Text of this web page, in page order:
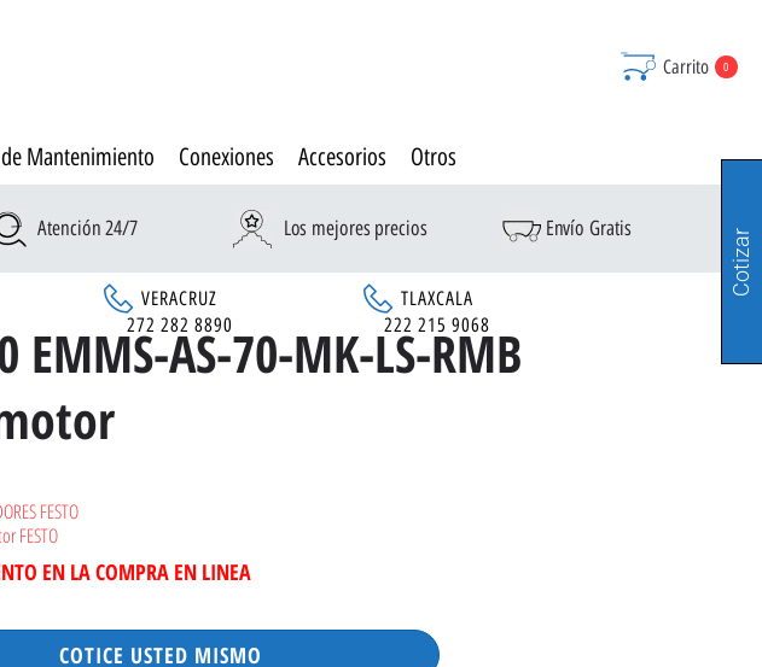
Carrito 0
Mantenimiento Conexiones Accesorios Otros
Atención 24/7 Los mejores precios Envío Gratis
VERACRUZ
TLAXCALA
272 282 8890 222 215 9068
EMMS-AS-70-MK-LS-RMB
FESTO
FESTO
EN LA COMPRA EN LINEA
COTICE USTED MISMO
Cotizar